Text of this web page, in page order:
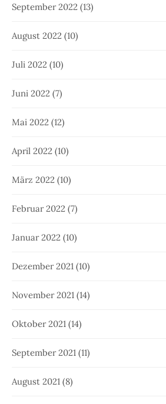
September 2022 (13)
August 2022 (10)
Juli 2022 (10)
Juni 2022 (7)
Mai 2022 (12)
April 2022 (10)
März 2022 (10)
Februar 2022 (7)
Januar 2022 (10)
Dezember 2021 (10)
November 2021 (14)
Oktober 2021 (14)
September 2021 (11)
August 2021 (8)